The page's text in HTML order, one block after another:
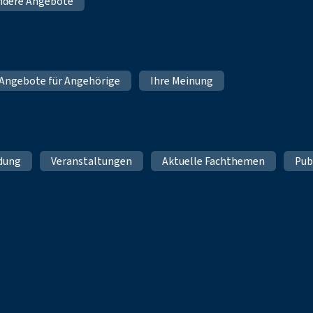
für Angehörige Ihre Meinung
Veranstaltungen Aktuelle Fachthemen